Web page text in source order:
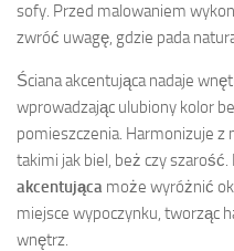
sofy. Przed malowaniem
zwróć uwagę, gdzie pada
Ściana akcentująca nadaje
wprowadzając ulubiony kolor
pomieszczenia. Harmonizuje z
takimi jak biel, beż czy
akcentująca może wyróżnić
miejsce wypoczynku, tworząc
wnętrz.